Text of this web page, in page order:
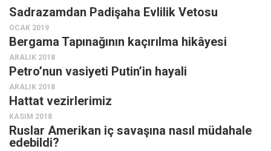
Sosyal Medya
Twitter
Instagram
YouTube
Editörden
Yazarlar
Sadrazamdan Padişaha Evlilik Vetosu
OCAK 2019
Bergama Tapınağının kaçırılma hikâyesi
ARALIK 2018
Petro’nun vasiyeti Putin’in hayali
ARALIK 2018
Hattat vezirlerimiz
KASIM 2018
Ruslar Amerikan iç savaşına nasıl müdahale
edebildi?